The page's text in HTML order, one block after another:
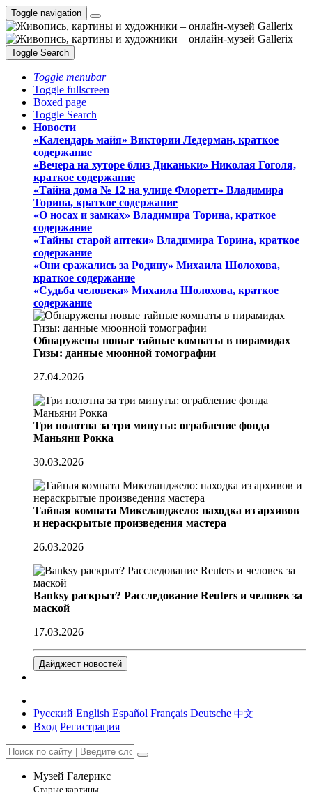
Toggle navigation
Toggle Search
Toggle menubar
Toggle fullscreen
Boxed page
Toggle Search
Новости
«Календарь майя» Виктории Ледерман, краткое
содержание
«Вечера на хуторе близ Диканьки» Николая Гоголя,
краткое содержание
«Тайна дома № 12 на улице Флоретт» Владимира
Торина, краткое содержание
«О носах и замка́х» Владимира Торина, краткое
содержание
«Тайны старой аптеки» Владимира Торина, краткое
содержание
«Они сражались за Родину» Михаила Шолохова,
краткое содержание
«Судьба человека» Михаила Шолохова, краткое
содержание
Обнаружены новые тайные комнаты в пирамидах
Гизы: данные мюонной томографии
27.04.2026
Три полотна за три минуты: ограбление фонда
Маньяни Рокка
30.03.2026
Тайная комната Микеланджело: находка из архивов
и нераскрытые произведения мастера
26.03.2026
Banksy раскрыт? Расследование Reuters и человек за
маской
17.03.2026
Дайджест новостей
Русский English Español Français Deutsche 中文
Вход Регистрация
Музей Галерикс
Старые картины